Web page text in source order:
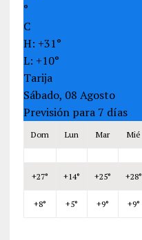
°
C
H: +31°
L: +10°
Tarija
Sábado, 08 Agosto
Previsión para 7 días
Dom Lun Mar Mié
+27° +14° +25° +28°
+8° +5° +9° +9°